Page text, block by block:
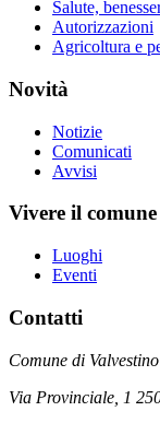
Salute,
Autorizzazioni
Agricoltura e
Novità
Notizie
Comunicati
Avvisi
Vivere il comune
Luoghi
Eventi
Contatti
Comune di Valvestino
Via Provinciale, 1